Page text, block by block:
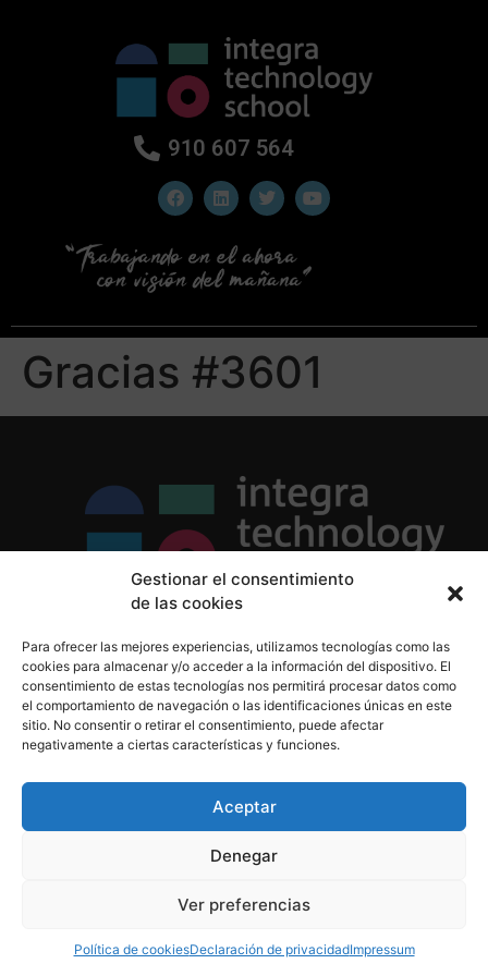
Gestionar el consentimiento
de las cookies
Para ofrecer las mejores experiencias, utilizamos tecnologías como las
cookies para almacenar y/o acceder a la información del dispositivo. El
consentimiento de estas tecnologías nos permitirá procesar datos como
el comportamiento de navegación o las identificaciones únicas en este
sitio. No consentir o retirar el consentimiento, puede afectar
negativamente a ciertas características y funciones.
Aceptar
Denegar
Ver preferencias
Política de cookiesDeclaración de privacidadImpressum
910 607 564
Gracias #3601
Política de Cookies
Aviso Legal
910 607 564
derechos reservados